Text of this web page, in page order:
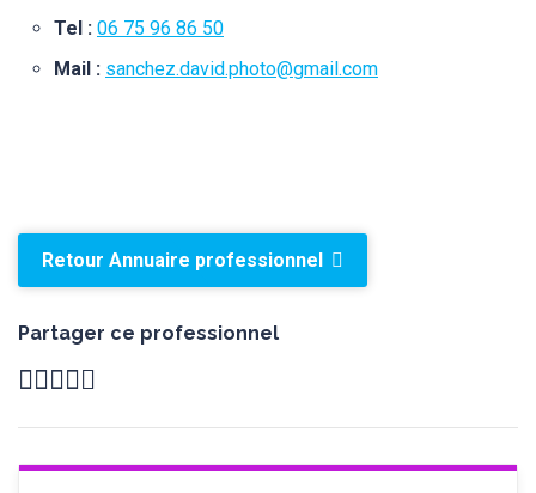
Tel : 06 75 96 86 50
Mail : sanchez.david.photo@gmail.com
Retour Annuaire professionnel
Partager ce professionnel